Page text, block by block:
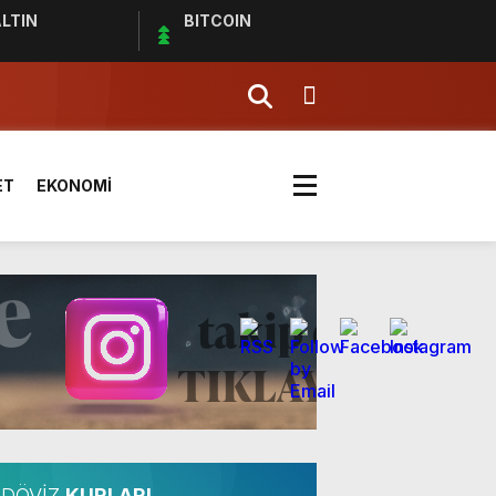
BITCOIN
toplumun olmazsa olmaz
EKONOMİ